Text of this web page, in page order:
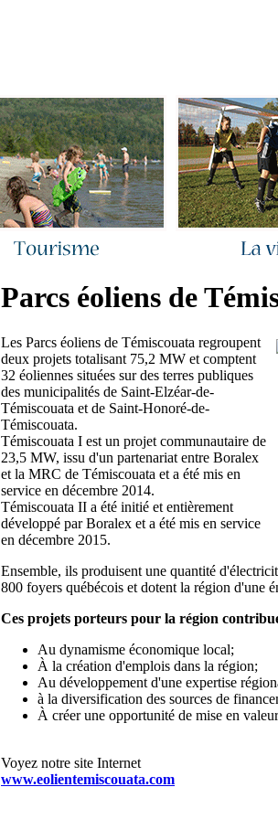
Parcs éoliens de
Les Parcs éoliens de Témiscouata regroupent
deux projets totalisant 75,2 MW et comptent
32 éoliennes situées sur des terres publiques
des municipalités de Saint-Elzéar-de-
Témiscouata et de Saint-Honoré-de-
Témiscouata.
Témiscouata I est un projet communautaire de
23,5 MW, issu d'un partenariat entre Boralex
et la MRC de Témiscouata et a été mis en
service en décembre 2014.
Témiscouata II a été initié et entièrement
développé par Boralex et a été mis en service
en décembre 2015.
Ensemble, ils produisent une quantité
800 foyers québécois et dotent la région d'une
Ces projets porteurs pour la région
Au dynamisme économique local;
À la création d'emplois dans la région;
Au développement d'une expertise
à la diversification des sources de
À créer une opportunité de mise en
Voyez notre site Internet
www.eolientemiscouata.com